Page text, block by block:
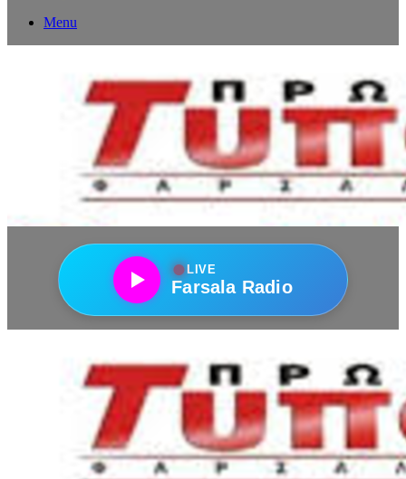
Menu
●LIVE
Farsala Radio